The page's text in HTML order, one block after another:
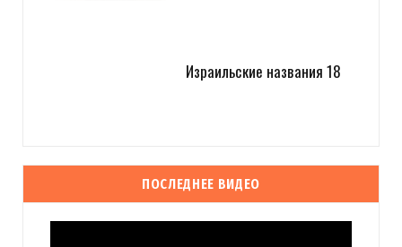
Израильские названия 18
ПОСЛЕДНЕЕ ВИДЕО